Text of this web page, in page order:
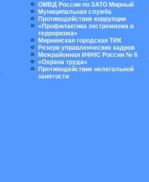
ОМВД России по ЗАТО Мирный
Муниципальная cлужба
Противодействие коррупции
«Профилактика экстремизма и
терроризма»
Мирнинская городская ТИК
Резерв управленческих кадров
Межрайонная ИФНС России № 6
«Охрана труда»
Противодействие нелегальной
занятости